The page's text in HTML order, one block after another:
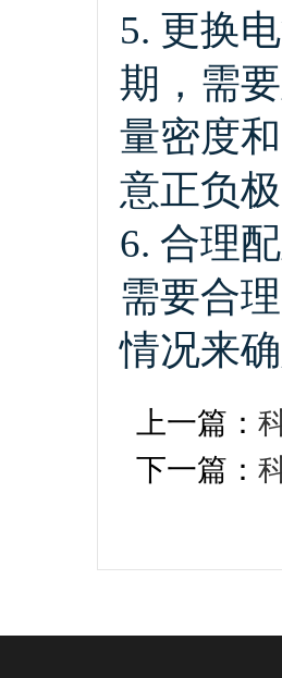
5. 更换
期，需
量密度
意正负
6. 合理
需要合
情况来
上一篇：
下一篇：